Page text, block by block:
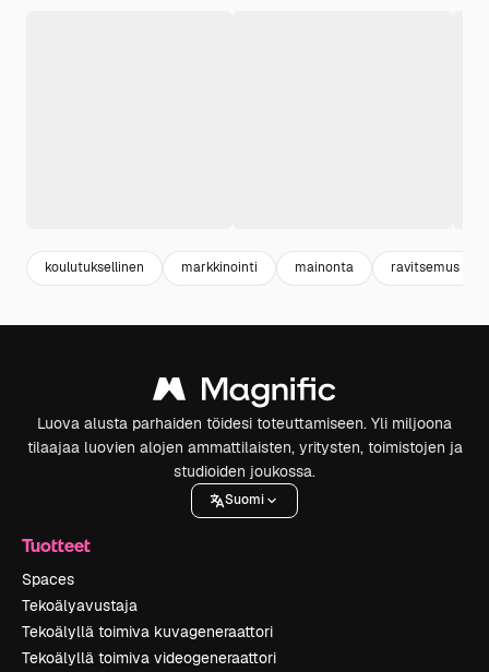
koulutuksellinen markkinointi mainonta ravitsemus
Luova alusta parhaiden töidesi toteuttamiseen. Yli miljoona
tilaajaa luovien alojen ammattilaisten, yritysten, toimistojen ja
studioiden joukossa.
Suomi
Tuotteet
Spaces
Tekoälyavustaja
Tekoälyllä toimiva kuvageneraattori
Tekoälyllä toimiva videogeneraattori